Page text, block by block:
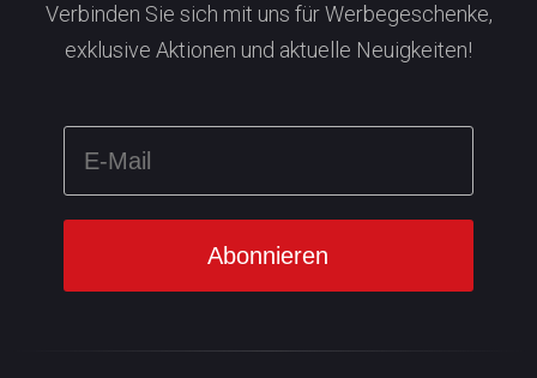
Verbinden Sie sich mit uns für Werbegeschenke,
exklusive Aktionen und aktuelle Neuigkeiten!